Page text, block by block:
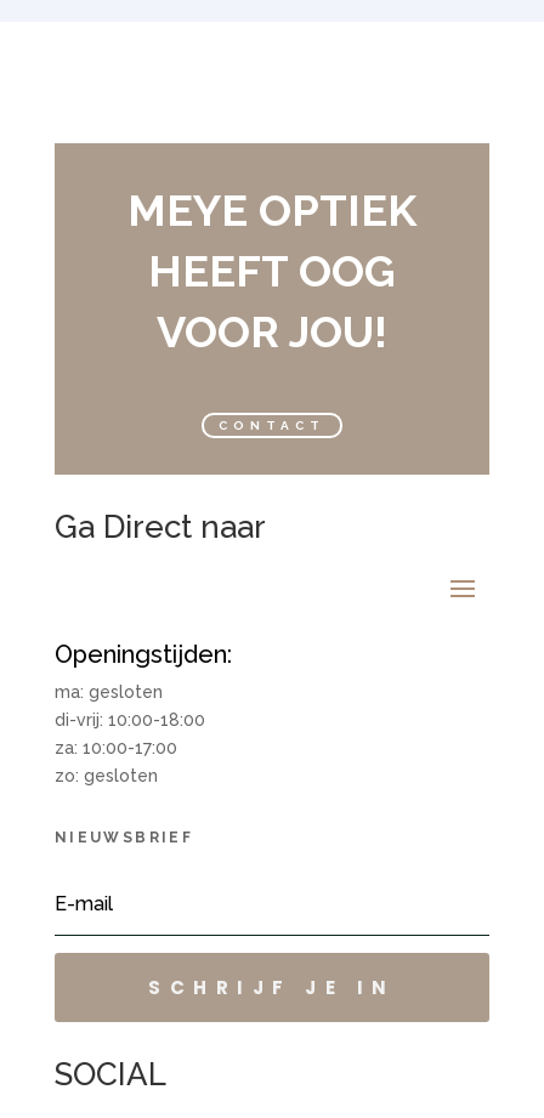
MEYE OPTIEK
HEEFT OOG
VOOR JOU!
CONTACT
Ga Direct naar
Openingstijden:
ma: gesloten
di-vrij: 10:00-18:00
za: 10:00-17:00
zo: gesloten
NIEUWSBRIEF
SCHRIJF JE IN
SOCIAL